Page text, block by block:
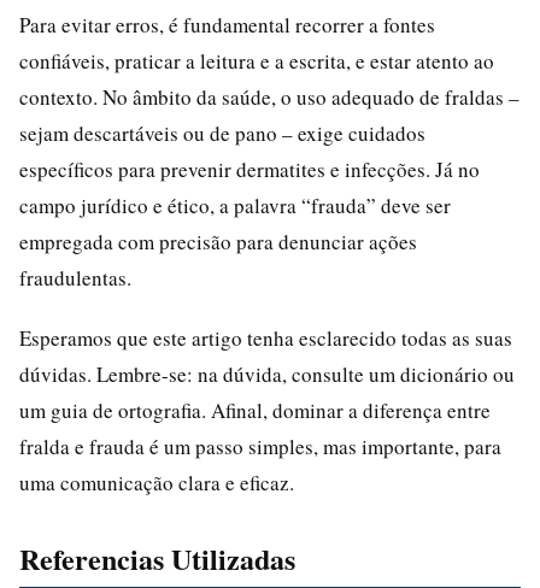
Para evitar erros, é fundamental recorrer a fontes
confiáveis, praticar a leitura e a escrita, e estar atento ao
contexto. No âmbito da saúde, o uso adequado de fraldas –
sejam descartáveis ou de pano – exige cuidados
específicos para prevenir dermatites e infecções. Já no
campo jurídico e ético, a palavra “frauda” deve ser
empregada com precisão para denunciar ações
fraudulentas.
Esperamos que este artigo tenha esclarecido todas as suas
dúvidas. Lembre-se: na dúvida, consulte um dicionário ou
um guia de ortografia. Afinal, dominar a diferença entre
fralda e frauda é um passo simples, mas importante, para
uma comunicação clara e eficaz.
Referencias Utilizadas